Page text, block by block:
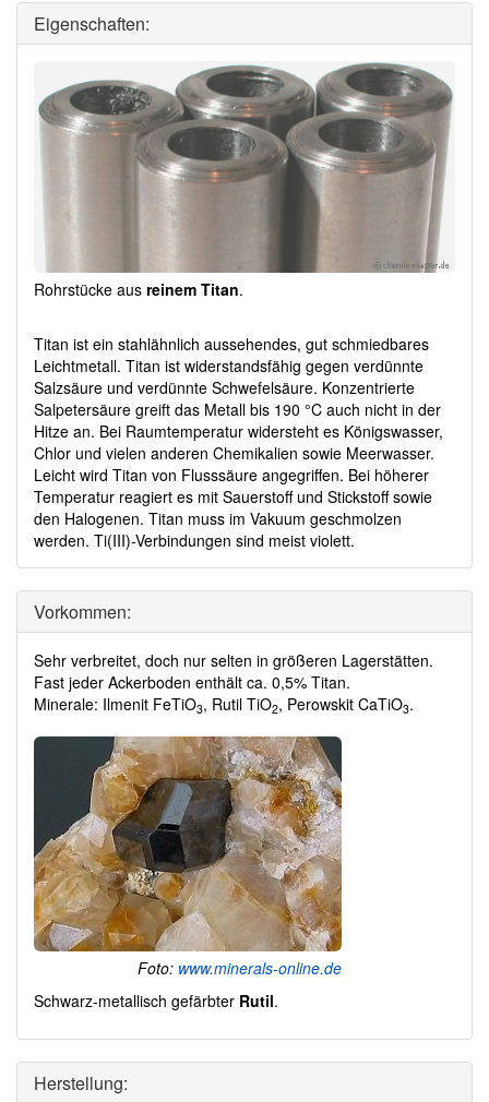
Eigenschaften:
Rohrstücke aus reinem Titan.
Titan ist ein stahlähnlich aussehendes, gut schmiedbares
Leichtmetall. Titan ist widerstandsfähig gegen verdünnte
Salzsäure und verdünnte Schwefelsäure. Konzentrierte
Salpetersäure greift das Metall bis 190 °C auch nicht in der
Hitze an. Bei Raumtemperatur widersteht es Königswasser,
Chlor und vielen anderen Chemikalien sowie Meerwasser.
Leicht wird Titan von Flusssäure angegriffen. Bei höherer
Temperatur reagiert es mit Sauerstoff und Stickstoff sowie
den Halogenen. Titan muss im Vakuum geschmolzen
werden. Ti(III)-Verbindungen sind meist violett.
Vorkommen:
Sehr verbreitet, doch nur selten in größeren Lagerstätten.
Fast jeder Ackerboden enthält ca. 0,5% Titan.
Minerale: Ilmenit FeTiO3, Rutil TiO2, Perowskit CaTiO3.
Foto: www.minerals-online.de
Schwarz-metallisch gefärbter Rutil.
Herstellung: